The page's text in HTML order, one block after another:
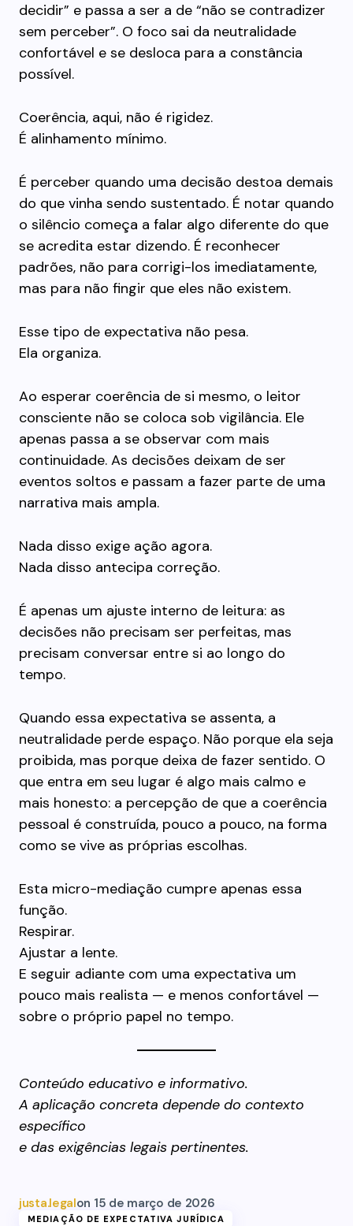
decidir” e passa a ser a de “não se contradizer
sem perceber”. O foco sai da neutralidade
confortável e se desloca para a constância
possível.
Coerência, aqui, não é rigidez.
É alinhamento mínimo.
É perceber quando uma decisão destoa demais
do que vinha sendo sustentado. É notar quando
o silêncio começa a falar algo diferente do que
se acredita estar dizendo. É reconhecer
padrões, não para corrigi-los imediatamente,
mas para não fingir que eles não existem.
Esse tipo de expectativa não pesa.
Ela organiza.
Ao esperar coerência de si mesmo, o leitor
consciente não se coloca sob vigilância. Ele
apenas passa a se observar com mais
continuidade. As decisões deixam de ser
eventos soltos e passam a fazer parte de uma
narrativa mais ampla.
Nada disso exige ação agora.
Nada disso antecipa correção.
É apenas um ajuste interno de leitura: as
decisões não precisam ser perfeitas, mas
precisam conversar entre si ao longo do
tempo.
Quando essa expectativa se assenta, a
neutralidade perde espaço. Não porque ela seja
proibida, mas porque deixa de fazer sentido. O
que entra em seu lugar é algo mais calmo e
mais honesto: a percepção de que a coerência
pessoal é construída, pouco a pouco, na forma
como se vive as próprias escolhas.
Esta micro-mediação cumpre apenas essa
função.
Respirar.
Ajustar a lente.
E seguir adiante com uma expectativa um
pouco mais realista — e menos confortável —
sobre o próprio papel no tempo.
Conteúdo educativo e informativo.
A aplicação concreta depende do contexto
específico
e das exigências legais pertinentes.
justa.legalon 15 de março de 2026
MEDIAÇÃO DE EXPECTATIVA JURÍDICA